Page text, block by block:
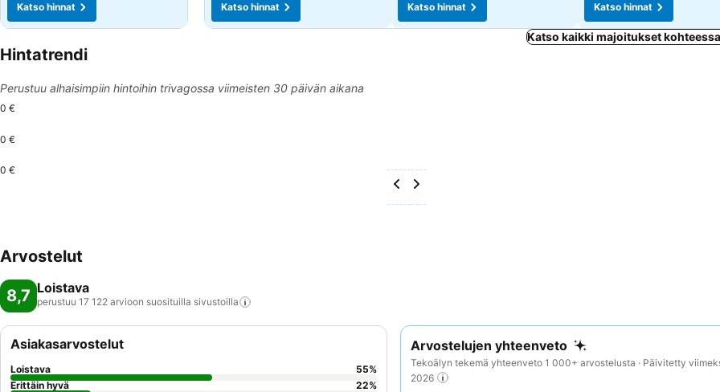
Katso hinnat
Katso hinnat
Katso hinnat
Katso hinnat
Katso kaikki majoitukset
Hintatrendi
Perustuu alhaisimpiin hintoihin trivagossa viimeisten 30 päivän aikana
0 €
0 €
0 €
Arvostelut
8,7 Loistava
perustuu 17 122 arvioon suosituilla sivustoilla
Arvostelujen yhteenveto
Tekoälyn tekemä yhteenveto 1 000+ arvostelusta · Päivitetty
2026
Asiakasarvostelut
Loistava 55%
Erittäin hyvä
22%